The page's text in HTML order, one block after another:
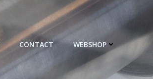
CONTACT WEBSHOP